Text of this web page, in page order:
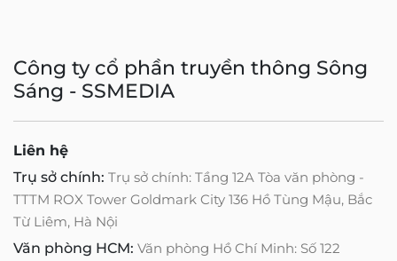
Công ty cổ phần truyền thông Sông
Sáng - SSMEDIA
Liên hệ
Trụ sở chính: Trụ sở chính: Tầng 12A Tòa văn phòng -
TTTM ROX Tower Goldmark City 136 Hồ Tùng Mậu, Bắc
Từ Liêm, Hà Nội
Văn phòng HCM: Văn phòng Hồ Chí Minh: Số 122